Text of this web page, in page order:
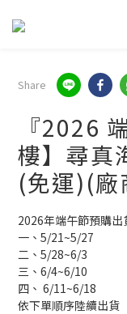
Share
『2026
樓】尋真
(免運)(廠
2026年端午節預購出
一、5/21~5/27
二、5/28~6/3
三、6/4~6/10
四、 6/11~6/18
依下單順序陸續出貨